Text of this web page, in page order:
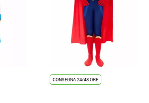
CONSEGNA 24/48 ORE